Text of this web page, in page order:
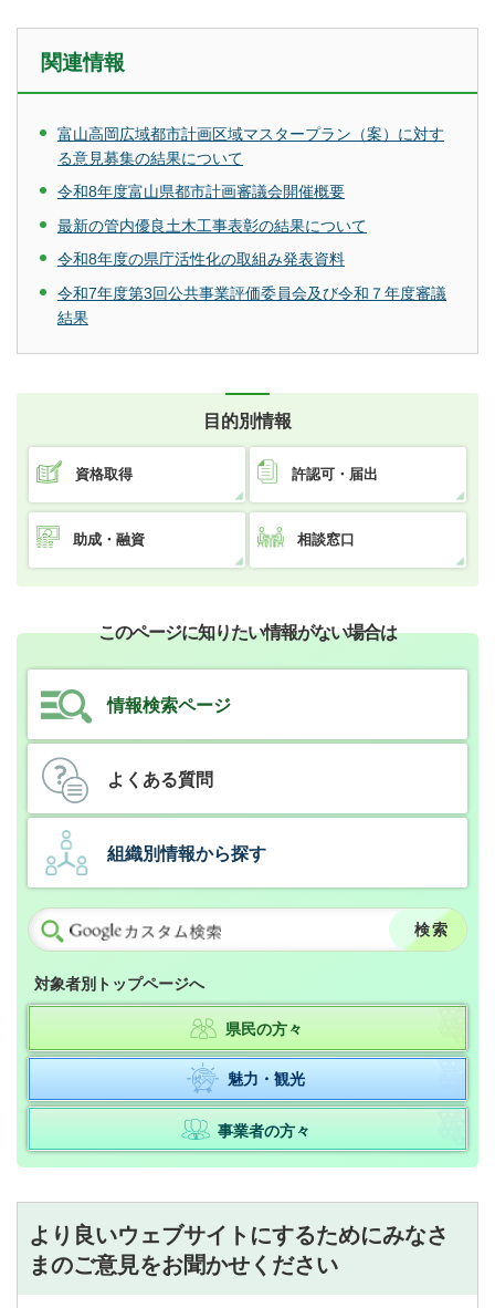
関連情報
富山高岡広域都市計画区域マスタープラン（案）に対す
る意見募集の結果について
令和8年度富山県都市計画審議会開催概要
最新の管内優良土木工事表彰の結果について
令和8年度の県庁活性化の取組み発表資料
令和7年度第3回公共事業評価委員会及び令和７年度審議
結果
目的別情報
資格取得 許認可・届出
助成・融資 相談窓口
このページに知りたい情報がない場合は
情報検索ページ
よくある質問
組織別情報から探す
対象者別トップページへ
県民の方々
魅力・観光
事業者の方々
より良いウェブサイトにするためにみなさ
まのご意見をお聞かせください